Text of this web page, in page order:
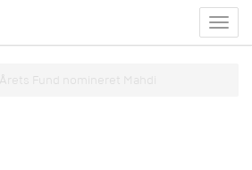
menu
Årets Fund nomineret Mahdi